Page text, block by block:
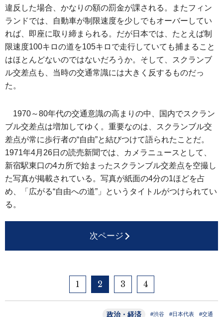
違反した場合、かなりの額の罰金が課される。またフィン
ランドでは、自動車が制限速度を少しでもオーバーしてい
れば、即座に取り締まられる。だが日本では、たとえば制
限速度100キロの道を105キロで走行していても捕まること
はほとんどないのではないだろうか。そして、スクランブ
ル交差点も、当時の交通常識には大きく反するものだっ
た。
1970～80年代の交通意識の高まりの中、国内でスクラン
ブル交差点は増加してゆく。重要なのは、スクランブル交
差点が常に歩行者の“自由”と結びつけて語られたことだ。
1971年4月26日の読売新聞では、カメラニュースとして、
新宿駅東口の4カ所で始まったスクランブル交差点を空撮し
た写真が掲載されている。写真が紙面の4分の1ほどを占
め、「広がる“自由への道”」というタイトルがつけられてい
る。
次ページ
1 2 3 4
政治・経済 #渋谷 #日本代表 #交通